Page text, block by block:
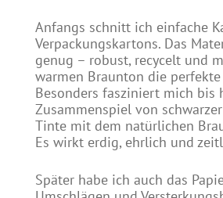
Anfangs schnitt ich einfache
Verpackungskartons. Das
genug – robust, recycelt und
warmen Braunton die perfekte
Besonders fasziniert mich bis
Zusammenspiel von
Tinte mit dem natürlichen
Es wirkt erdig, ehrlich und
Später habe ich auch das